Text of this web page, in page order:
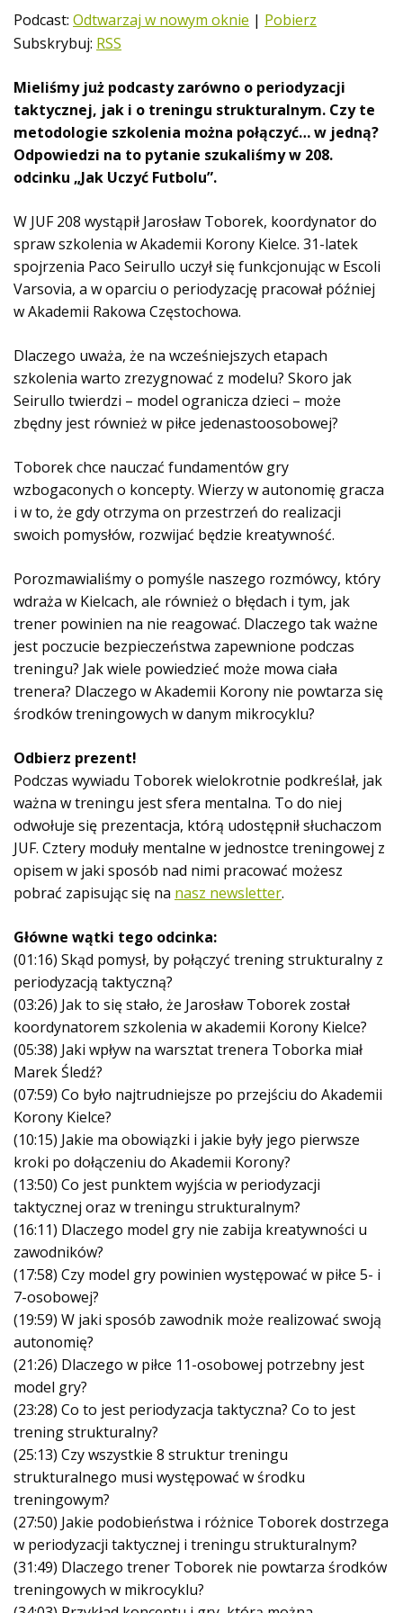
t
w
a
z
a
c
z
p
i
k
ó
w
d
w
i
ę
k
w
y
c
h
Podcast:Odtwarzaj w nowym oknie | Pobierz
Subskrybuj: RSS
Mieliśmy już podcasty zarówno o periodyzacji
taktycznej, jak i o treningu strukturalnym. Czy te
metodologie szkolenia można połączyć… w jedną?
Odpowiedzi na to pytanie szukaliśmy w 208.
odcinku „Jak Uczyć Futbolu”.
W JUF 208 wystąpił Jarosław Toborek, koordynator do
spraw szkolenia w Akademii Korony Kielce. 31-latek
spojrzenia Paco Seirullo uczył się funkcjonując w Escoli
Varsovia, a w oparciu o periodyzację pracował później
w Akademii Rakowa Częstochowa.
Dlaczego uważa, że na wcześniejszych etapach
szkolenia warto zrezygnować z modelu? Skoro jak
Seirullo twierdzi – model ogranicza dzieci – może
zbędny jest również w piłce jedenastoosobowej?
Toborek chce nauczać fundamentów gry
wzbogaconych o koncepty. Wierzy w autonomię gracza
i w to, że gdy otrzyma on przestrzeń do realizacji
swoich pomysłów, rozwijać będzie kreatywność.
Porozmawialiśmy o pomyśle naszego rozmówcy, który
wdraża w Kielcach, ale również o błędach i tym, jak
trener powinien na nie reagować. Dlaczego tak ważne
jest poczucie bezpieczeństwa zapewnione podczas
treningu? Jak wiele powiedzieć może mowa ciała
trenera? Dlaczego w Akademii Korony nie powtarza się
środków treningowych w danym mikrocyklu?
Odbierz prezent!
Podczas wywiadu Toborek wielokrotnie podkreślał, jak
ważna w treningu jest sfera mentalna. To do niej
odwołuje się prezentacja, którą udostępnił słuchaczom
JUF. Cztery moduły mentalne w jednostce treningowej z
opisem w jaki sposób nad nimi pracować możesz
pobrać zapisując się na nasz newsletter.
Główne wątki tego odcinka:
(01:16) Skąd pomysł, by połączyć trening strukturalny z
periodyzacją taktyczną?
(03:26) Jak to się stało, że Jarosław Toborek został
koordynatorem szkolenia w akademii Korony Kielce?
(05:38) Jaki wpływ na warsztat trenera Toborka miał
Marek Śledź?
(07:59) Co było najtrudniejsze po przejściu do Akademii
Korony Kielce?
(10:15) Jakie ma obowiązki i jakie były jego pierwsze
kroki po dołączeniu do Akademii Korony?
(13:50) Co jest punktem wyjścia w periodyzacji
taktycznej oraz w treningu strukturalnym?
(16:11) Dlaczego model gry nie zabija kreatywności u
zawodników?
(17:58) Czy model gry powinien występować w piłce 5- i
7-osobowej?
(19:59) W jaki sposób zawodnik może realizować swoją
autonomię?
(21:26) Dlaczego w piłce 11-osobowej potrzebny jest
model gry?
(23:28) Co to jest periodyzacja taktyczna? Co to jest
trening strukturalny?
(25:13) Czy wszystkie 8 struktur treningu
strukturalnego musi występować w środku
treningowym?
(27:50) Jakie podobieństwa i różnice Toborek dostrzega
w periodyzacji taktycznej i treningu strukturalnym?
(31:49) Dlaczego trener Toborek nie powtarza środków
treningowych w mikrocyklu?